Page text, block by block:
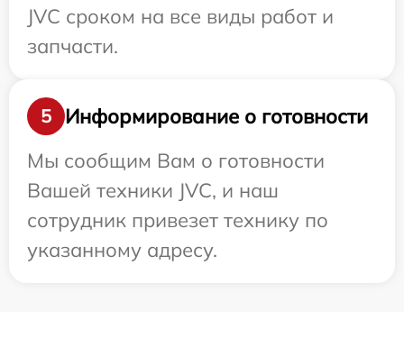
JVC сроком на все виды работ и
запчасти.
5
Информирование о готовности
Мы сообщим Вам о готовности
Вашей техники JVC, и наш
сотрудник привезет технику по
указанному адресу.